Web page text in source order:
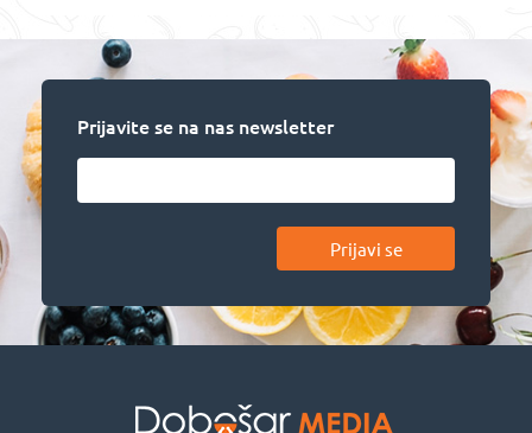
Prijavite se na nas newsletter
Prijavi se